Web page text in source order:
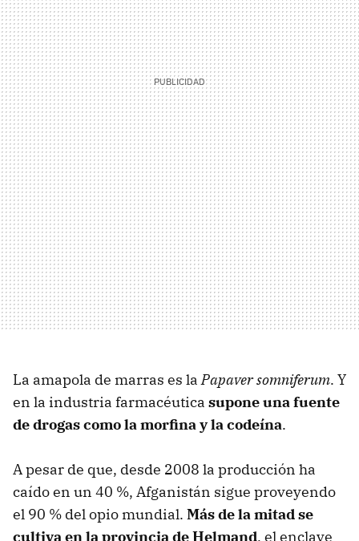
La amapola de marras es laPapaver somniferum. Y
en la industria farmacéutica supone una fuente
de drogas como la morfina y la codeína.
A pesar de que, desde 2008 la producción ha
caído en un 40 %, Afganistán sigue proveyendo
el 90 % del opio mundial. Más de la mitad se
cultiva en la provincia de Helmand, el enclave